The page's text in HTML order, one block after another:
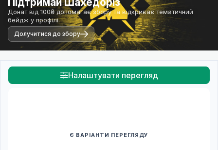
Донат від 100₴ допомагає збору та відкриває тематичний
бейдж у профілі.
Долучитися до збору
Налаштувати перегляд
Є ВАРІАНТИ ПЕРЕГЛЯДУ